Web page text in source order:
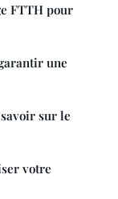
FTTH pour
une
sur le
votre